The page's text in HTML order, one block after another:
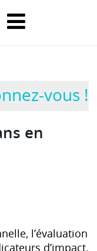
vous !
en
l’évaluation
d’impact.